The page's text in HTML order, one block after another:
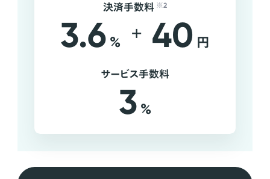
決済手数料 ※2
3.6 % + 40 円
サービス手数料
3 %